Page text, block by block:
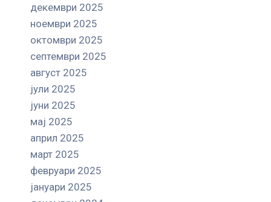
декември 2025
ноември 2025
октомври 2025
септември 2025
август 2025
јули 2025
јуни 2025
мај 2025
април 2025
март 2025
февруари 2025
јануари 2025